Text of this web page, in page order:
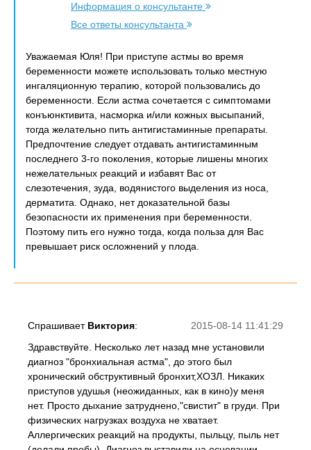
Информация о консультанте
Все ответы консультанта
Уважаемая Юля! При приступе астмы во время
беременности можете использовать только местную
ингаляционную терапию, которой пользовались до
беременности. Если астма сочетается с симптомами
конъюнктивита, насморка и/или кожных высыпаний,
тогда желательно пить антигистаминные препараты.
Предпочтение следует отдавать антигистаминным
последнего 3-го поколения, которые лишены многих
нежелательных реакций и избавят Вас от
слезотечения, зуда, водянистого выделения из носа,
дерматита. Однако, нет доказательной базы
безопасности их применения при беременности.
Поэтому пить его нужно тогда, когда польза для Вас
превышает риск осложнений у плода.
2015-08-14 11:41:29
Спрашивает Виктория:
Здравствуйте. Несколько лет назад мне установили
диагноз "бронхиальная астма", до этого был
хронический обструктивный бронхит,ХОЗЛ. Никаких
приступов удушья (неожиданных, как в кино)у меня
нет. Просто дыхание затруднено,"свистит" в груди. При
физических нагрузках воздуха не хватает.
Аллергических реакций на продукты, пыльцу, пыль нет